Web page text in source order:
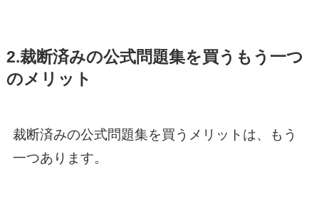
2.裁断済みの公式問題集を買うもう一つ
のメリット
裁断済みの公式問題集を買うメリットは、もう
一つあります。